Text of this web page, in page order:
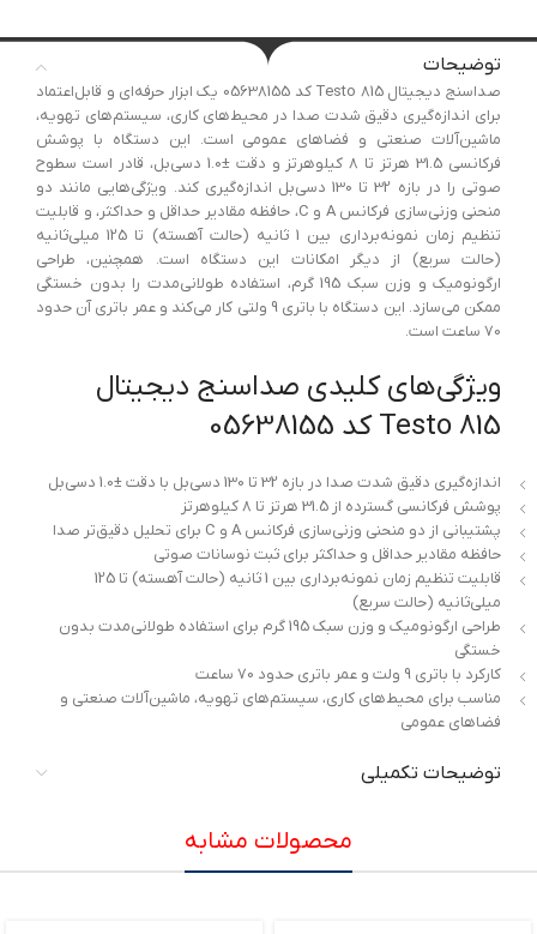
توضیحات
صداسنج دیجیتال Testo 815 کد 05638155 یک ابزار حرفه‌ای و قابل‌اعتماد
برای اندازه‌گیری دقیق شدت صدا در محیط‌های کاری، سیستم‌های تهویه،
ماشین‌آلات صنعتی و فضاهای عمومی است. این دستگاه با پوشش
فرکانسی 31.5 هرتز تا 8 کیلوهرتز و دقت ±1.0 دسی‌بل، قادر است سطوح
صوتی را در بازه 32 تا 130 دسی‌بل اندازه‌گیری کند. ویژگی‌هایی مانند دو
منحنی وزنی‌سازی فرکانس A و C، حافظه مقادیر حداقل و حداکثر، و قابلیت
تنظیم زمان نمونه‌برداری بین 1 ثانیه (حالت آهسته) تا 125 میلی‌ثانیه
(حالت سریع) از دیگر امکانات این دستگاه است. همچنین، طراحی
ارگونومیک و وزن سبک 195 گرم، استفاده طولانی‌مدت را بدون خستگی
ممکن می‌سازد. این دستگاه با باتری 9 ولتی کار می‌کند و عمر باتری آن حدود
70 ساعت است.
ویژگی‌های کلیدی صداسنج دیجیتال
Testo 815 کد 05638155
اندازه‌گیری دقیق شدت صدا در بازه 32 تا 130 دسی‌بل با دقت ±1.0 دسی‌بل
پوشش فرکانسی گسترده از 31.5 هرتز تا 8 کیلوهرتز
پشتیبانی از دو منحنی وزنی‌سازی فرکانس A و C برای تحلیل دقیق‌تر صدا
حافظه مقادیر حداقل و حداکثر برای ثبت نوسانات صوتی
قابلیت تنظیم زمان نمونه‌برداری بین 1 ثانیه (حالت آهسته) تا 125
میلی‌ثانیه (حالت سریع)
طراحی ارگونومیک و وزن سبک 195 گرم برای استفاده طولانی‌مدت بدون
خستگی
کارکرد با باتری 9 ولت و عمر باتری حدود 70 ساعت
مناسب برای محیط‌های کاری، سیستم‌های تهویه، ماشین‌آلات صنعتی و
فضاهای عمومی
توضیحات تکمیلی
محصولات مشابه